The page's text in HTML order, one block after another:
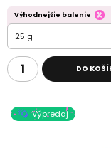
Výhodnejšie balenie
25 g
DO
Výpredaj